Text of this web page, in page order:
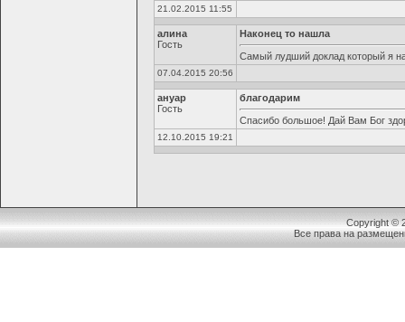
21.02.2015 11:55
алина
Гость
Наконец то нашла
Самый лудший доклад который я
07.04.2015 20:56
ануар
Гость
благодарим
Спасибо большое! Дай Вам Бог
12.10.2015 19:21
Copyright ©
Все права на